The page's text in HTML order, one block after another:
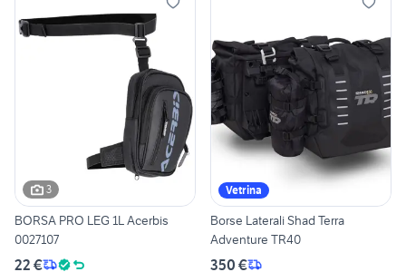
3
BORSA PRO LEG 1L Acerbis
0027107
22 €
Vetrina
Borse Laterali Shad Terra
Adventure TR40
350 €